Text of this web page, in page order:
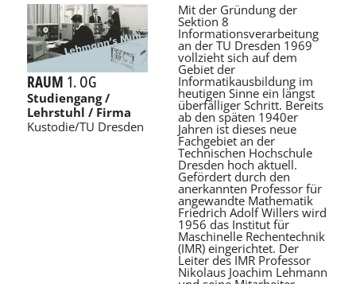
RAUM 1. OG
Studiengang /
Lehrstuhl / Firma
Kustodie/TU Dresden
Mit der Gründung der
Sektion 8
Informationsverarbeitung
an der TU Dresden 1969
vollzieht sich auf dem
Gebiet der
Informatikausbildung im
heutigen Sinne ein längst
überfälliger Schritt. Bereits
ab den späten 1940er
Jahren ist dieses neue
Fachgebiet an der
Technischen Hochschule
Dresden hoch aktuell.
Gefördert durch den
anerkannten Professor für
angewandte Mathematik
Friedrich Adolf Willers wird
1956 das Institut für
Maschinelle Rechentechnik
(IMR) eingerichtet. Der
Leiter des IMR Professor
Nikolaus Joachim Lehmann